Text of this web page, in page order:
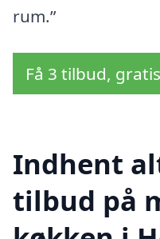
rum.”
Få 3 tilbud,
Indhent
tilbud på